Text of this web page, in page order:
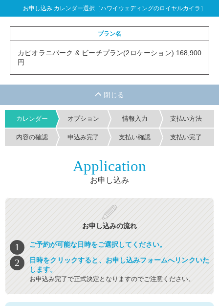
お申し込み カレンダー選択［ハワイウェディングのロイヤルカイラ］
プラン名
カピオラニパーク & ビーチプラン(2ロケーション) 168,900
円
カレンダー オプション 情報入力 支払い方法
内容の確認 申込み完了 支払い確認 支払い完了
Application
お申し込み
お申し込みの流れ
ご予約が可能な日時をご選択してください。
日時をクリックすると、お申し込みフォームへリンクいた
します。
お申込み完了で正式決定となりますのでご注意ください。